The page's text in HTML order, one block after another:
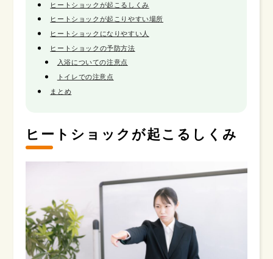
ヒートショックが起こるしくみ
ヒートショックが起こりやすい場所
ヒートショックになりやすい人
ヒートショックの予防方法
入浴についての注意点
トイレでの注意点
まとめ
ヒートショックが起こるしくみ